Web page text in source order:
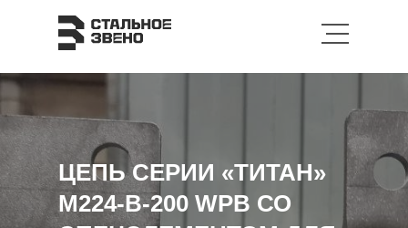
ЦЕПЬ СЕРИИ «ТИТАН»
М224-В-200 WPB СО